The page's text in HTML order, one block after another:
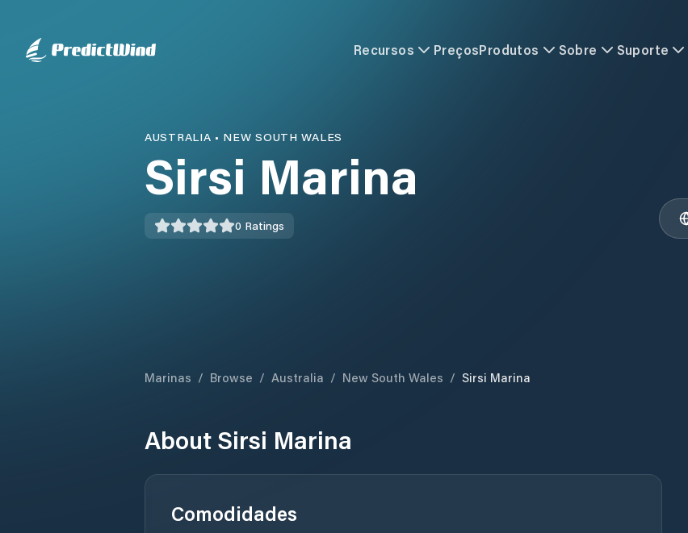
Recursos PreçosProdutos Sobre Suporte
AUSTRALIA • NEW SOUTH WALES
Sirsi Marina
0 Ratings
Marinas / Browse / Australia / New South Wales / Sirsi Marina
About Sirsi Marina
Comodidades